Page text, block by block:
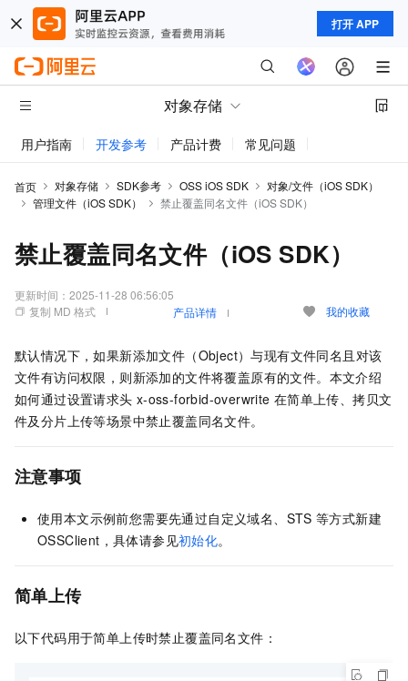
打开 APP
对象存储
用户指南 开发参考 产品计费 常见问题
首页 对象存储 SDK参考 OSS iOS SDK
对象/文件（iOS SDK）
管理文件（iOS SDK）
禁止覆盖同名文件（iOS SDK）
禁止覆盖同名文件（iOS SDK）
更新时间： 2025-11-28 06:56:05
复制 MD 格式
产品详情 我的收藏
默认情况下，如果新添加文件（Object）与现有文件同名且对该
文件有访问权限，则新添加的文件将覆盖原有的文件。本文介绍
如何通过设置请求头 x-oss-forbid-overwrite 在简单上传、拷贝文
件及分片上传等场景中禁止覆盖同名文件。
注意事项
使用本文示例前您需要先通过自定义域名、STS 等方式新建
OSSClient，具体请参见初始化。
简单上传
以下代码用于简单上传时禁止覆盖同名文件：